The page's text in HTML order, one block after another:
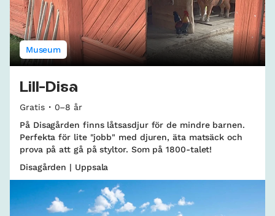
Museum
Lill-Disa
Gratis
0–8 år
På Disagården finns låtsasdjur för de mindre barnen.
Perfekta för lite "jobb" med djuren, äta matsäck och
prova på att gå på styltor. Som på 1800-talet!
Disagården | Uppsala